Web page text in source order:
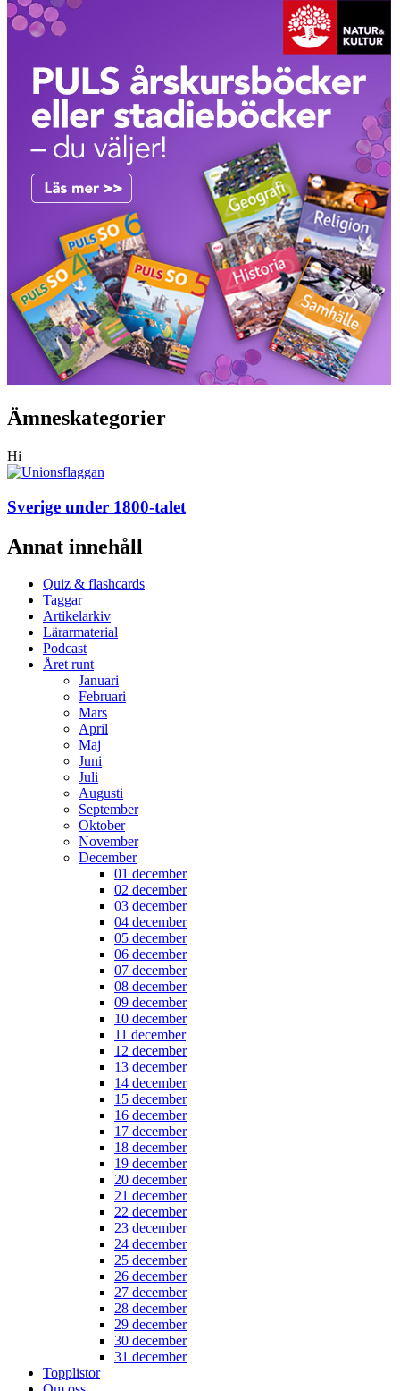
Ämneskategorier
Hi
Sverige under 1800-talet
Annat innehåll
Quiz & flashcards
Taggar
Artikelarkiv
Lärarmaterial
Podcast
Året runt
Januari
Februari
Mars
April
Maj
Juni
Juli
Augusti
September
Oktober
November
December
01 december
02 december
03 december
04 december
05 december
06 december
07 december
08 december
09 december
10 december
11 december
12 december
13 december
14 december
15 december
16 december
17 december
18 december
19 december
20 december
21 december
22 december
23 december
24 december
25 december
26 december
27 december
28 december
29 december
30 december
31 december
Topplistor